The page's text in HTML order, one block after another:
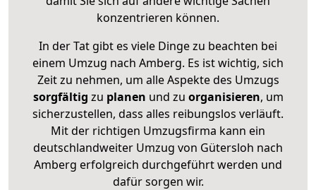
konzentrieren können.
In der Tat gibt es viele Dinge zu beachten bei
einem Umzug nach Amberg. Es ist wichtig, sich
Zeit zu nehmen, um alle Aspekte des Umzugs
sorgfältig zu planen und zu organisieren, um
sicherzustellen, dass alles reibungslos verläuft.
Mit der richtigen Umzugsfirma kann ein
deutschlandweiter Umzug von Gütersloh nach
Amberg erfolgreich durchgeführt werden und
dafür sorgen wir.